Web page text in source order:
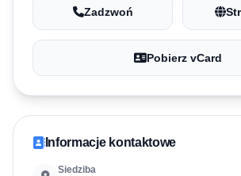
Zadzwoń
Pobierz vCard
Informacje kontaktowe
Siedziba